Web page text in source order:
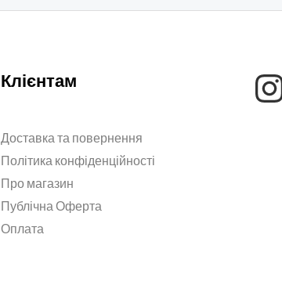
Клієнтам
Доставка та повернення
Політика конфіденційності
Про магазин
Публічна Оферта
Оплата